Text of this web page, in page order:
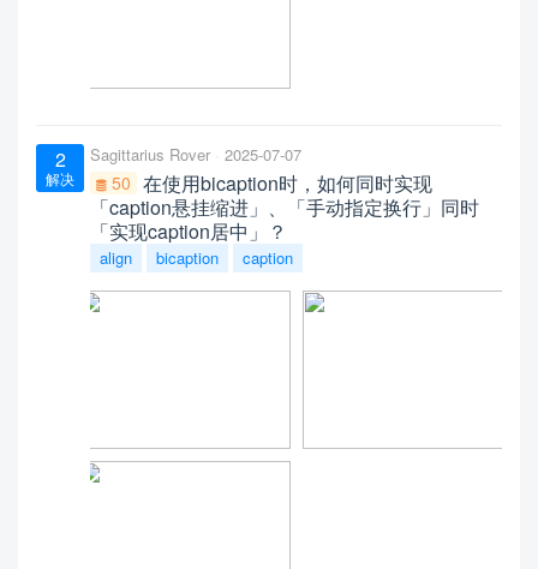
2
解决
Sagittarius Rover 2025-07-07
50 在使用bicaption时，如何同时实现
「caption悬挂缩进」、「手动指定换行」同时
「实现caption居中」？
align bicaption caption